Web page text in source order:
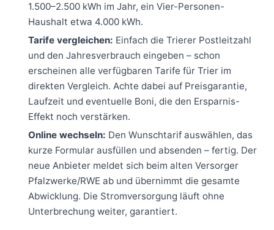
1.500–2.500 kWh im Jahr, ein Vier-Personen-
Haushalt etwa 4.000 kWh.
Tarife vergleichen: Einfach die Trierer Postleitzahl
und den Jahresverbrauch eingeben – schon
erscheinen alle verfügbaren Tarife für Trier im
direkten Vergleich. Achte dabei auf Preisgarantie,
Laufzeit und eventuelle Boni, die den Ersparnis-
Effekt noch verstärken.
Online wechseln: Den Wunschtarif auswählen, das
kurze Formular ausfüllen und absenden – fertig. Der
neue Anbieter meldet sich beim alten Versorger
Pfalzwerke/RWE ab und übernimmt die gesamte
Abwicklung. Die Stromversorgung läuft ohne
Unterbrechung weiter, garantiert.